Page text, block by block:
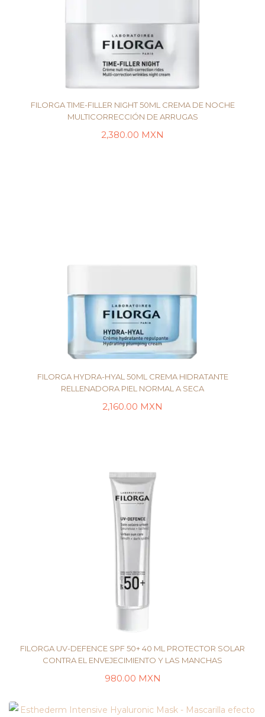
FILORGA TIME-FILLER NIGHT 50ML CREMA DE NOCHE
MULTICORRECCIÓN DE ARRUGAS
2,380.00 MXN
FILORGA HYDRA-HYAL 50ML CREMA HIDRATANTE
RELLENADORA PIEL NORMAL A SECA
2,160.00 MXN
FILORGA UV-DEFENCE SPF 50+ 40 ML PROTECTOR SOLAR
CONTRA EL ENVEJECIMIENTO Y LAS MANCHAS
980.00 MXN